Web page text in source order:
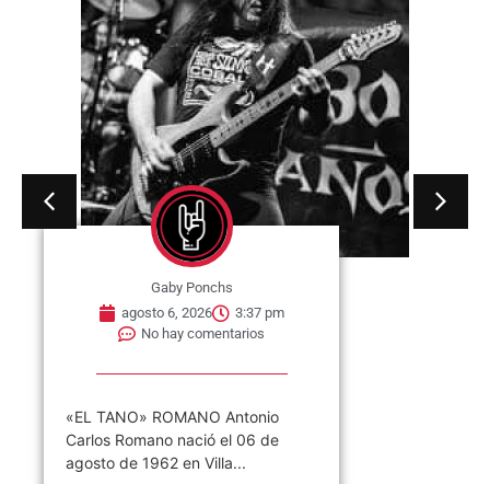
Gaby Ponchs
agosto 6, 2026
3:37 pm
No hay comentarios
«EL TANO» ROMANO Antonio
Carlos Romano nació el 06 de
agosto de 1962 en Villa...